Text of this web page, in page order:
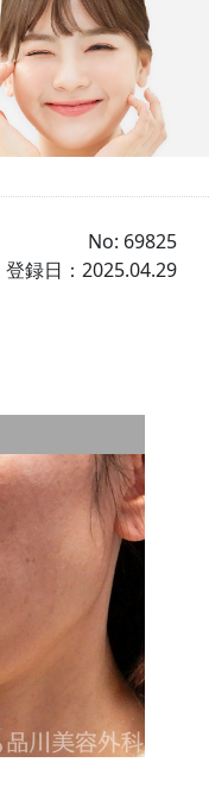
No: 69825
登録日：2025.04.29